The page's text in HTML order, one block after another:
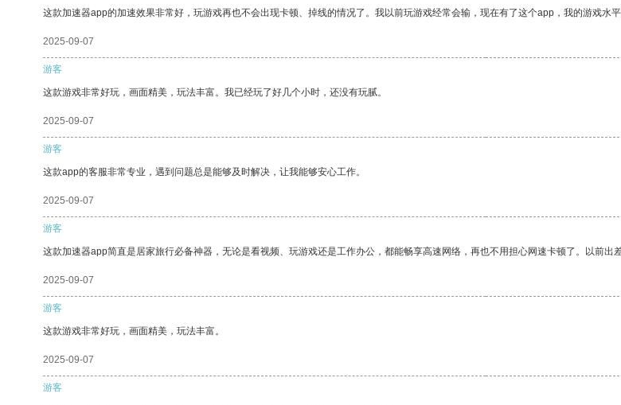
这款加速器app的加速效果非常好，玩游戏再也不会出现卡顿、掉线的情况了。我以前玩游戏经常会输，现在有了这个app，我的游戏水平
2025-09-07
游客
这款游戏非常好玩，画面精美，玩法丰富。我已经玩了好几个小时，还没有玩腻。
2025-09-07
游客
这款app的客服非常专业，遇到问题总是能够及时解决，让我能够安心工作。
2025-09-07
游客
这款加速器app简直是居家旅行必备神器，无论是看视频、玩游戏还是工作办公，都能畅享高速网络，再也不用担心网速卡顿了。以前
2025-09-07
游客
这款游戏非常好玩，画面精美，玩法丰富。
2025-09-07
游客